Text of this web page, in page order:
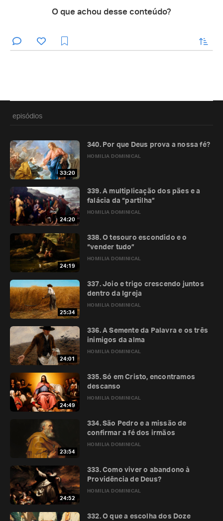
O que achou desse conteúdo?
enviar
episódios
33:20
HOMILIA DOMINICAL
340. Por que Deus prova a nossa fé?
24:20
HOMILIA DOMINICAL
339. A multiplicação dos pães e a
falácia da “partilha”
24:19
HOMILIA DOMINICAL
338. O tesouro escondido e o
“vender tudo”
25:34
HOMILIA DOMINICAL
337. Joio e trigo crescendo juntos
dentro da Igreja
24:01
HOMILIA DOMINICAL
336. A Semente da Palavra e os três
inimigos da alma
24:49
HOMILIA DOMINICAL
335. Só em Cristo, encontramos
descanso
23:54
HOMILIA DOMINICAL
334. São Pedro e a missão de
confirmar a fé dos irmãos
24:52
HOMILIA DOMINICAL
333. Como viver o abandono à
Providência de Deus?
332. O que a escolha dos Doze